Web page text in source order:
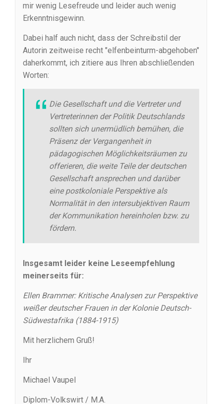
mir wenig Lesefreude und leider auch wenig
Erkenntnisgewinn.
Dabei half auch nicht, dass der Schreibstil der
Autorin zeitweise recht "elfenbeinturm-abgehoben"
daherkommt, ich zitiere aus Ihren abschließenden
Worten:
Die Gesellschaft und die Vertreter und
Vertreterinnen der Politik Deutschlands
sollten sich unermüdlich bemühen, die
Präsenz der Vergangenheit in
pädagogischen Möglichkeitsräumen zu
offerieren, die weite Teile der deutschen
Gesellschaft ansprechen und darüber
eine postkoloniale Perspektive als
Normalität in den intersubjektiven Raum
der Kommunikation hereinholen bzw. zu
fördern.
Insgesamt leider keine Leseempfehlung
meinerseits für:
Ellen Brammer: Kritische Analysen zur Perspektive
weißer deutscher Frauen in der Kolonie Deutsch-
Südwestafrika (1884-1915)
Mit herzlichem Gruß!
Ihr
Michael Vaupel
Diplom-Volkswirt / M.A.